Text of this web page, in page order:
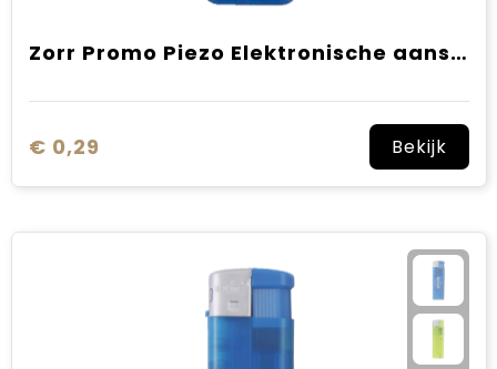
Zorr Promo Piezo Elektronische aansteker HC, navulbaar
€ 0,29 Bekijk